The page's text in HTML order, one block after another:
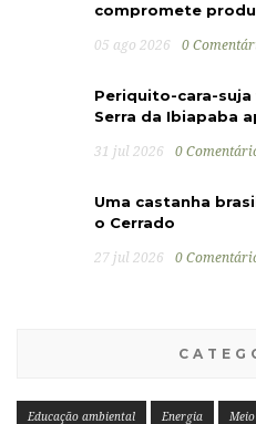
compromete
05 ago 2026 0
Periquito-cara-
Serra da Ibiapaba
31 jul 2026 0
Uma castanha
o Cerrado
27 jul 2026 0
Educação ambiental Energia